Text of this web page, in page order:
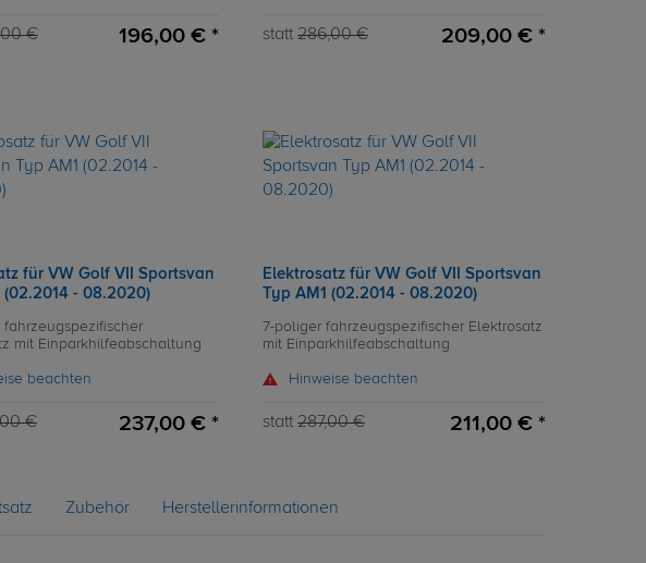
€ 196,00 € * statt 286,00 € 209,00 € *
für VW Golf VII Sportsvan
(02.2014 - 08.2020)
fahrzeugspezifischer
mit Einparkhilfeabschaltung
beachten
€ 237,00 € *
Elektrosatz für VW Golf VII Sportsvan
Typ AM1 (02.2014 - 08.2020)
7-poliger fahrzeugspezifischer Elektrosatz
mit Einparkhilfeabschaltung
Hinweise beachten
statt 287,00 € 211,00 € *
Zubehör Herstellerinformationen